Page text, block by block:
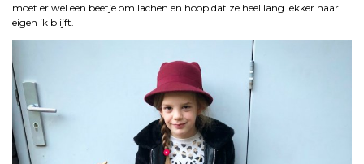
moet er wel een beetje om lachen en hoop dat ze heel lang lekker haar
eigen ik blijft.